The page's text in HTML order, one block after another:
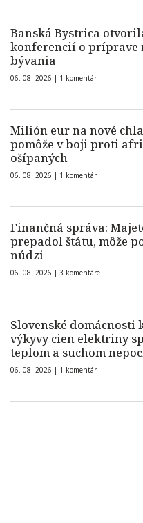
Banská Bystrica
konferencií o príprave
bývania
06. 08. 2026 | 1 komentár
Milión eur na nové
pomôže v boji proti
ošípaných
06. 08. 2026 | 1 komentár
Finančná správa:
prepadol štátu, môže
núdzi
06. 08. 2026 | 3 komentáre
Slovenské domácnosti
výkyvy cien elektriny
teplom a suchom
06. 08. 2026 | 1 komentár